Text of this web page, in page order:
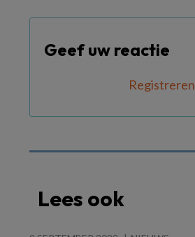
Geef uw reactie
Registreren
Lees ook